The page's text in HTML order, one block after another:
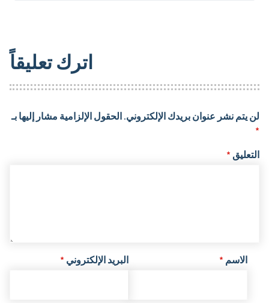
اترك تعليقاً
لن يتم نشر عنوان بريدك الإلكتروني. الحقول الإلزامية مشار إليها بـ
*
التعليق *
الاسم * البريد الإلكتروني *